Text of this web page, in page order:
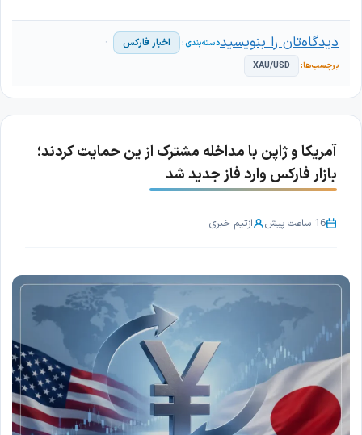
اخبار فارکس
XAU/USD
دیدگاه‌تان را بنویسید
آمریکا و ژاپن با مداخله مشترک از ین حمایت کردند؛
بازار فارکس وارد فاز جدید شد
16 ساعت پیش ازتیم خبری